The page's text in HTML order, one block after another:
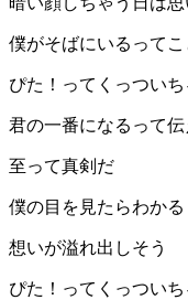
僕がそばにいるってこ
ぴた！ってくっつい
君の一番になるって
至って真剣だ
僕の目を見たらわかる
想いが溢れ出しそう
ぴた！ってくっつい